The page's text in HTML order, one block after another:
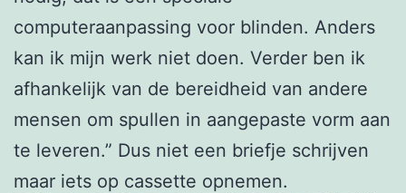
computeraanpassing voor blinden. Anders
kan ik mijn werk niet doen. Verder ben ik
afhankelijk van de bereidheid van andere
mensen om spullen in aangepaste vorm aan
te leveren.” Dus niet een briefje schrijven
maar iets op cassette opnemen.